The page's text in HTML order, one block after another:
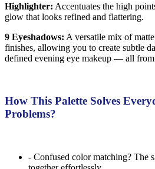
Highlighter: Accentuates the high
glow that looks refined and flattering.
9 Eyeshadows: A versatile mix of
finishes, allowing you to create subtle
defined evening eye makeup — all from
How This Palette Solves
Problems?
- Confused color matching? The